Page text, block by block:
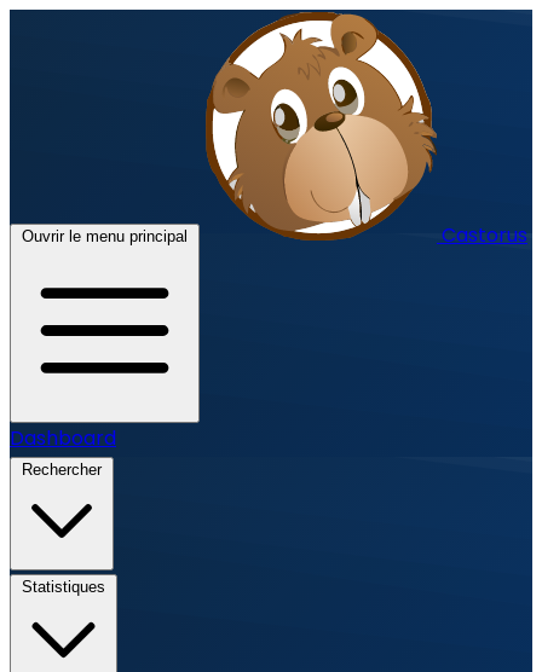
Ouvrir le menu principal Castorus
Dashboard
Rechercher
Statistiques